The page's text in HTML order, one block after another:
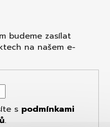
budeme zasílat
na našem e-
s podmínkami
.